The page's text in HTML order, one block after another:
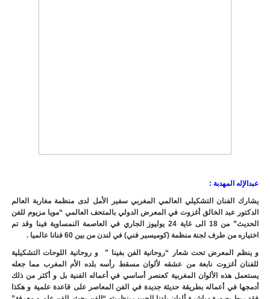
عبدالإله المهدبة :
يشارك الفنان التشكيلي العالمي المغربي سفير الأمل لدى منظمة مغاربة العالم
الدكتور عبد الخالق أغزوت في المعرض الدولي بالمتحف العالمي “مويا مزيوم للفن
الحديث” من 18 الى غاية 24 يوليوز الجاري في العاصمة النمساوية فينا وقد تم
اختياره من طرف لجنة منظمة (كوميسير فني) في لندن من بين 60 فنانا عالميا .
و ينظم المعرض تحت شعار “روحانية الفن بفينا ” و روحانية اللوحات التشكيلية
للفنان أغزوت نابعة من عشقه لألوان مسقط رأسه بلده الأم المغرب مما جعله
يستعمل هذه الألوان المغربية كعنصر أساسي في أعماله الفنية بل و أكثر من ذلك
أدمجها في أعماله بطريقة حديثة جديدة في الفن المعاصر على قاعدة علمية و هكذا